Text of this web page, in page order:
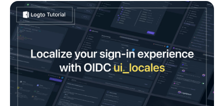
خصص تجربة تسجيل الدخول إلى Logto حسب لغتك
باستخدام OIDC ui_locales